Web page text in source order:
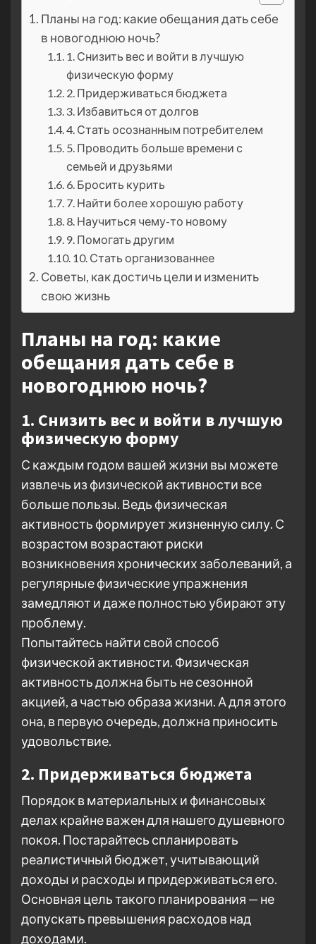
Планы на год: какие обещания дать себе
в новогоднюю ночь?
1. Снизить вес и войти в лучшую
физическую форму
2. Придерживаться бюджета
3. Избавиться от долгов
4. Стать осознанным потребителем
5. Проводить больше времени с
семьей и друзьями
6. Бросить курить
7. Найти более хорошую работу
8. Научиться чему-то новому
9. Помогать другим
10. Стать организованнее
Советы, как достичь цели и изменить
свою жизнь
Планы на год: какие
обещания дать себе в
новогоднюю ночь?
1. Снизить вес и войти в лучшую
физическую форму
С каждым годом вашей жизни вы можете
извлечь из физической активности все
больше пользы. Ведь физическая
активность формирует жизненную силу. С
возрастом возрастают риски
возникновения хронических заболеваний, а
регулярные физические упражнения
замедляют и даже полностью убирают эту
проблему.
Попытайтесь найти свой способ
физической активности. Физическая
активность должна быть не сезонной
акцией, а частью образа жизни. А для этого
она, в первую очередь, должна приносить
удовольствие.
2. Придерживаться бюджета
Порядок в материальных и финансовых
делах крайне важен для нашего душевного
покоя. Постарайтесь спланировать
реалистичный бюджет, учитывающий
доходы и расходы и придерживаться его.
Основная цель такого планирования — не
допускать превышения расходов над
доходами.